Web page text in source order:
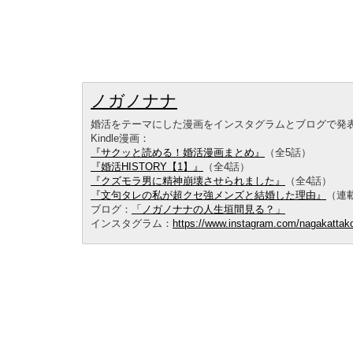
ノガノナナ
婚活をテーマにした漫画をインスタグラムとブログで発
Kindle漫画：
『サクッと読める！婚活漫画まとめ』
（全5話）
『婚活HISTORY【1】』
（全4話）
『クズモラ男に精神崩壊させられました』
（全4話）
『文句タレの私が超クセ強メンズと結婚した理由』
（連
ブログ：
「ノガノナナの人生垣間見る？」
インスタグラム： https://www.instagram.com/